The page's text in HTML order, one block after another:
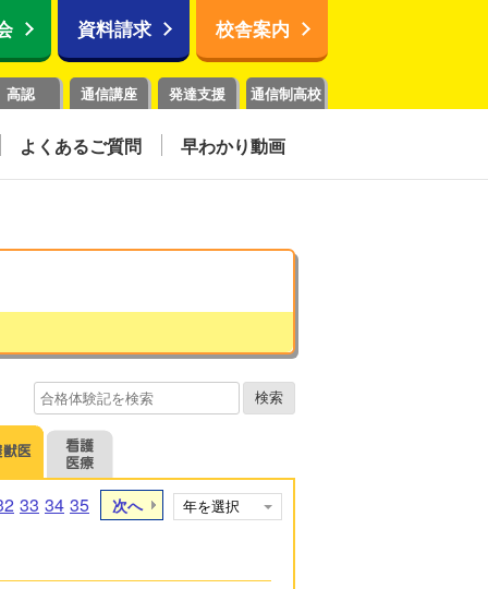
資料請求 校舎案内
高認 通信講座 発達支援 通信制高校
よくあるご質問 早わかり動画
33 34 35 次へ